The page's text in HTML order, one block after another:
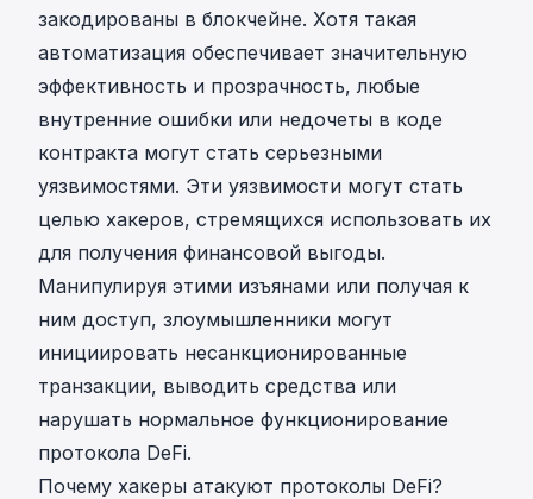
закодированы в блокчейне. Хотя такая
автоматизация обеспечивает значительную
эффективность и прозрачность, любые
внутренние ошибки или недочеты в коде
контракта могут стать серьезными
уязвимостями. Эти уязвимости могут стать
целью хакеров, стремящихся использовать их
для получения финансовой выгоды.
Манипулируя этими изъянами или получая к
ним доступ, злоумышленники могут
инициировать несанкционированные
транзакции, выводить средства или
нарушать нормальное функционирование
протокола DeFi.
Почему хакеры атакуют протоколы DeFi?